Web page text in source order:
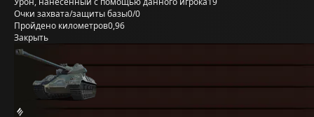
Очки захвата/защиты базы0/0
Пройдено километров0,96
Закрыть